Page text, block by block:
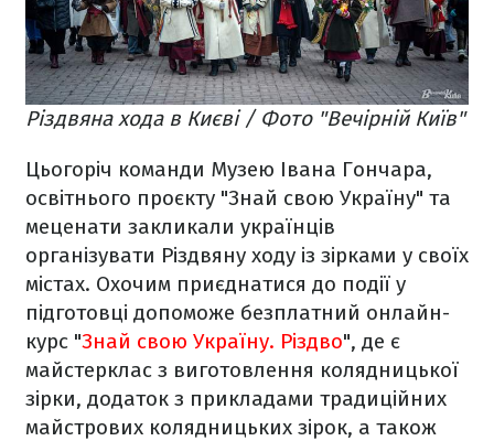
Різдвяна хода в Києві / Фото "Вечірній Київ"
Цьогоріч команди Музею Івана Гончара,
освітнього проєкту "Знай свою Україну" та
меценати закликали українців
організувати Різдвяну ходу із зірками у своїх
містах. Охочим приєднатися до події у
підготовці допоможе безплатний онлайн-
курс "Знай свою Україну. Різдво", де є
майстерклас з виготовлення колядницької
зірки, додаток з прикладами традиційних
майстрових колядницьких зірок, а також